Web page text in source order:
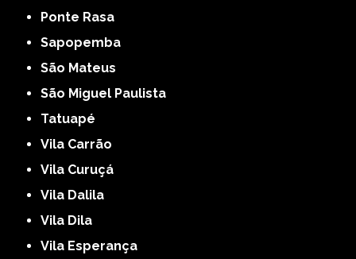
Ponte Rasa
Sapopemba
São Mateus
São Miguel Paulista
Tatuapé
Vila Carrão
Vila Curuçá
Vila Dalila
Vila Dila
Vila Esperança